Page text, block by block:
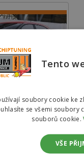
II (2009 >)
Tento
soubory cookie ke
se všemi
souborů cookie.
VŠE